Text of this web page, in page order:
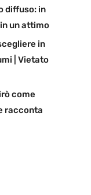
diffuso: in
un attimo
in
| Vietato
come
racconta